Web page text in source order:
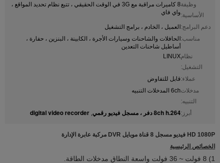
وظيفة
الأساسية:
8 كاميرات مراقبة مع 3G في الوقت الحقيقي ، تتبع نظام تحديد المواقع ،
واي فاي
دعم البرامج:العميل ، الخادم ، برامج التشغيل
مناسب:الحافلات والشاحنات وسيارات الأجرة ، الكابينة ، البنزين ، حفارة ،
أساطيل شاحنات التعدين
نظام
التشغيل:
LINUX
عملاء:قابل للتفاوض
مدخلات
التنبيه:
6ch المدخلات التنبيه
أبرز:8ch h.264 دفر ، مسجل فيديو رقمي ,
digital video recorder
HD 1080P فيديو مسجل 8 قناة موبايل DVR مركبة عابرة الإدارة
الخصائص الرئيسية
1) 8 فولت ~ 36 فولت واسعة النطاق مدخلات الطاقة.